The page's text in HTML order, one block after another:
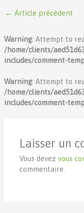
← Article précédent
Warning: Attempt to
/home/clients/
includes/comment-
Warning: Attempt to
/home/clients/
includes/comment-
Laisser un
Vous devezvous
commentaire.